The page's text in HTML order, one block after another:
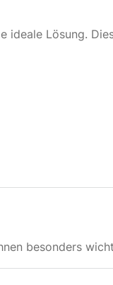
ideale Lösung.
besonders